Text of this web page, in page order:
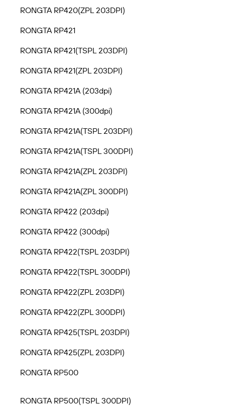
RONGTA RP420(ZPL 203DPI)
RONGTA RP421
RONGTA RP421(TSPL 203DPI)
RONGTA RP421(ZPL 203DPI)
RONGTA RP421A (203dpi)
RONGTA RP421A (300dpi)
RONGTA RP421A(TSPL 203DPI)
RONGTA RP421A(TSPL 300DPI)
RONGTA RP421A(ZPL 203DPI)
RONGTA RP421A(ZPL 300DPI)
RONGTA RP422 (203dpi)
RONGTA RP422 (300dpi)
RONGTA RP422(TSPL 203DPI)
RONGTA RP422(TSPL 300DPI)
RONGTA RP422(ZPL 203DPI)
RONGTA RP422(ZPL 300DPI)
RONGTA RP425(TSPL 203DPI)
RONGTA RP425(ZPL 203DPI)
RONGTA RP500
RONGTA RP500(TSPL 300DPI)